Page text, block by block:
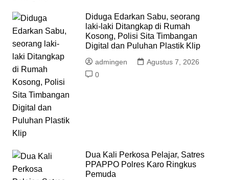
Diduga Edarkan Sabu, seorang
laki-laki Ditangkap di Rumah
Kosong, Polisi Sita Timbangan
Digital dan Puluhan Plastik Klip
admingen
Agustus 7, 2026
0
Dua Kali Perkosa Pelajar, Satres
PPAPPO Polres Karo Ringkus
Pemuda